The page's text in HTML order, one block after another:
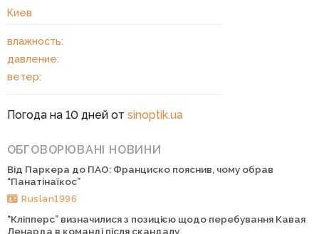
Киев
влажность:
давление:
ветер:
Погода на 10 дней от sinoptik.ua
ОБГОВОРЮВАНІ НОВИНИ
Від Паркера до ПАО: Франциско пояснив, чому обрав
“Панатінаїкос”
Ruslan1996
“Кліпперс” визначилися з позицією щодо перебування Кавая
Ленарда в команді після скандалу